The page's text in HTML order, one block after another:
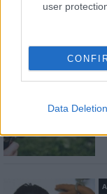
user
Data Deletion
LEGNÉZETTEBB